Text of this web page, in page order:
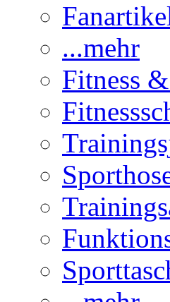
...mehr
Fitness